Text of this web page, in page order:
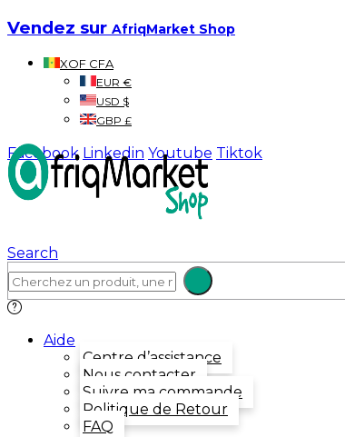
Vendez sur AfriqMarket Shop
XOF CFA
EUR €
USD $
GBP £
Facebook Linkedin Youtube Tiktok
Search
Aide
Centre d’assistance
Nous contacter
Suivre ma commande
Politique de Retour
FAQ